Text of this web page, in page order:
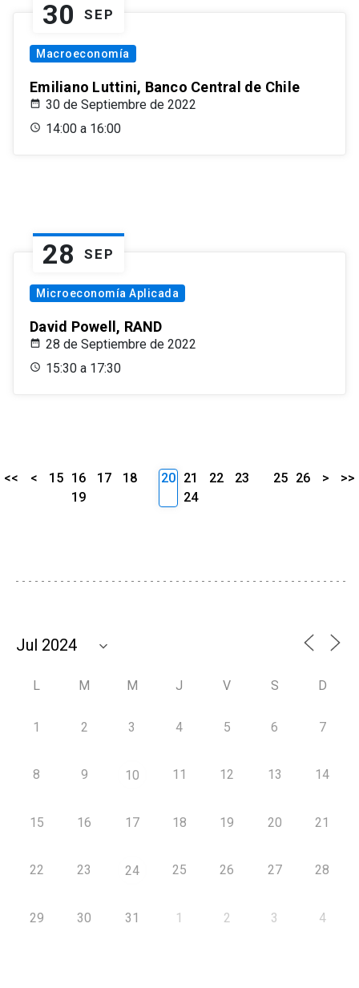
30 SEP
Macroeconomía
Emiliano Luttini, Banco Central de Chile
30 de Septiembre de 2022
14:00 a 16:00
28 SEP
Microeconomía Aplicada
David Powell, RAND
28 de Septiembre de 2022
15:30 a 17:30
<< < 15 16 17
18
19
20 21 22
23
24
25 26 > >>
L M M J V S D
1 2 3 4 5 6 7
8 9 10 11 12 13 14
15 16 17 18 19 20 21
22 23 24 25 26 27 28
29 30 31 1 2 3 4